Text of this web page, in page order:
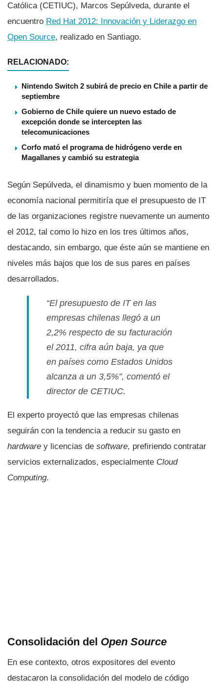
Católica (CETIUC), Marcos Sepúlveda, durante el
encuentro Red Hat 2012: Innovación y Liderazgo en
Open Source, realizado en Santiago.
RELACIONADO:
Nintendo Switch 2 subirá de precio en Chile a partir de
septiembre
Gobierno de Chile quiere un nuevo estado de
excepción donde se intercepten las
telecomunicaciones
Corfo mató el programa de hidrógeno verde en
Magallanes y cambió su estrategia
Según Sepúlveda, el dinamismo y buen momento de la
economí­a nacional permitirí­a que el presupuesto de IT
de las organizaciones registre nuevamente un aumento
el 2012, tal como lo hizo en los tres últimos años,
destacando, sin embargo, que éste aún se mantiene en
niveles más bajos que los de sus pares en paí­ses
desarrollados.
“El presupuesto de IT en las
empresas chilenas llegó a un
2,2% respecto de su facturación
el 2011, cifra aún baja, ya que
en paí­ses como Estados Unidos
alcanza a un 3,5%”, comentó el
director de CETIUC.
El experto proyectó que las empresas chilenas
seguirán con la tendencia a reducir su gasto en
hardware y licencias de software, prefiriendo contratar
servicios externalizados, especialmente Cloud
Computing.
Consolidación del Open Source
En ese contexto, otros expositores del evento
destacaron la consolidación del modelo de código